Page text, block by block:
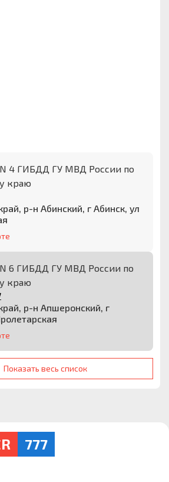
4 ГИБДД ГУ МВД России по
краю
р-н Абинский, г Абинск, ул
6 ГИБДД ГУ МВД России по
краю
р-н Апшеронский, г
Показать весь список
777